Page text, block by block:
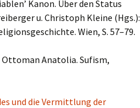
Kanon. Über den Status
u. Christoph Kleine (Hgs.):
Wien, S. 57–79.
Ottoman Anatolia. Sufism,
und die Vermittlung der